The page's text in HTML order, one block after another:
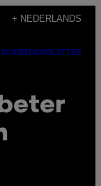
+ NEDERLANDS
NEWSLETTER